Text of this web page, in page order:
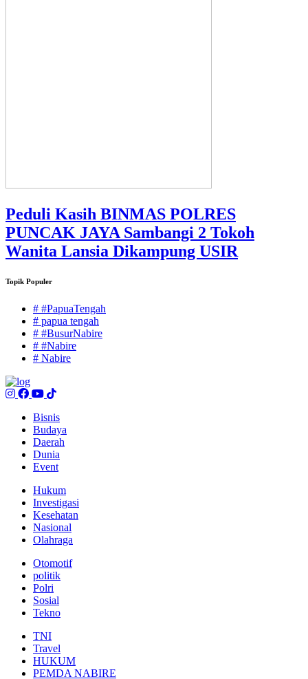
Peduli Kasih BINMAS POLRES
PUNCAK JAYA Sambangi 2 Tokoh
Wanita Lansia Dikampung USIR
Topik Populer
# #PapuaTengah
# papua tengah
# #BusurNabire
# #Nabire
# Nabire
Bisnis
Budaya
Daerah
Dunia
Event
Hukum
Investigasi
Kesehatan
Nasional
Olahraga
Otomotif
politik
Polri
Sosial
Tekno
TNI
Travel
HUKUM
PEMDA NABIRE